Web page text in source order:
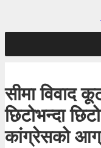
सीमा विवाद
छिटोभन्दा
कांग्रेसको